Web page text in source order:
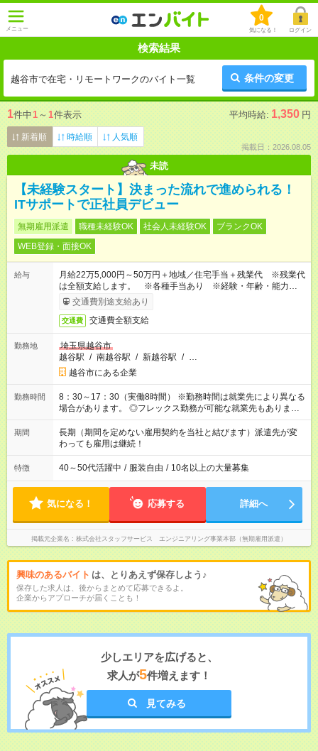
メニュー
0
気になる！ ログイン
検索結果
越谷市で在宅・リモートワークのバイト一覧 条件の変更
1件中1 ～ 1件表示 平均時給: 1,350 円
新着順 時給順 人気順
掲載日：2026.08.05
未読
【未経験スタート】決まった流れで進められる！
ITサポートで正社員デビュー
無期雇用派遣 職種未経験OK 社会人未経験OK
ブランクOK
WEB登録・面接OK
給与
月給22万5,000円～50万円＋地域／住宅手当＋残業代 ※残業代
は全額支給します。 ※各種手当あり ※経験・年齢・能力等を
考慮して加給・優遇します。
交通費別途支給あり
交通費 交通費全額支給
勤務地
埼玉県越谷市
越谷駅 / 南越谷駅 / 新越谷駅 / …
越谷市にある企業
勤務時間
8：30～17：30（実働8時間） ※勤務時間は就業先により異なる
場合があります。 ◎フレックス勤務が可能な就業先もありま
す。 ◎今よりもさらに働きやすい環境をつくるべく、 働き方
改革に全社をあげて取り組んでいます。
期間
長期（期間を定めない雇用契約を当社と結びます）派遣先が変
わっても雇用は継続！
特徴 40～50代活躍中 / 服装自由 / 10名以上の大量募集
気になる！ 応募する 詳細へ
掲載元企業名 株式会社スタッフサービス エンジニアリング事業本部（無期雇用派遣）
興味のあるバイト は、とりあえず保存しよう♪
保存した求人は、後からまとめて応募できるよ。
企業からアプローチが届くことも！
少しエリアを広げると、
求人が5件増えます！
見てみる